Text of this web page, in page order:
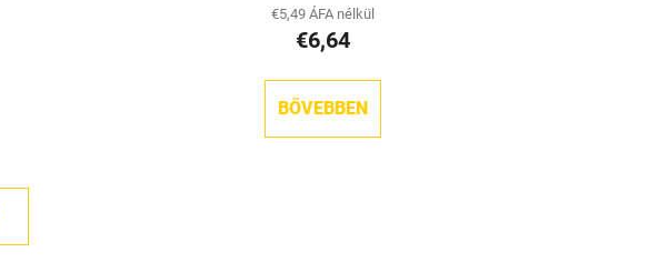
€5,49 ÁFA nélkül
€6,64
BŐVEBBEN